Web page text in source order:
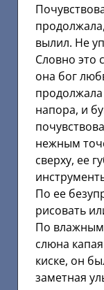
вылил. Не
Словно это
она бог
напора, и
нежным
сверху, ее
По ее
рисовать
По влажным
слюна
киске, он
заметная